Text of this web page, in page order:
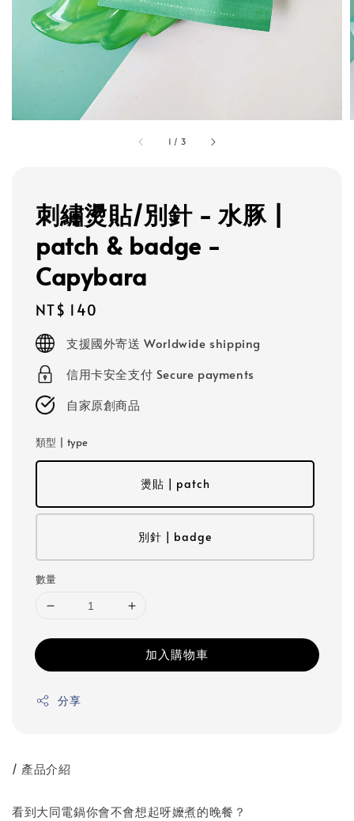
1 / 3
刺繡燙貼/別針 - 水豚 |
patch & badge -
Capybara
Regular
price
NT$ 140
支援國外寄送 Worldwide shipping
信用卡安全支付 Secure payments
自家原創商品
類型 | type
燙貼 | patch
別針 | badge
數量
加入購物車
分享
/ 產品介紹
看到大同電鍋你會不會想起呀嬤煮的晚餐？